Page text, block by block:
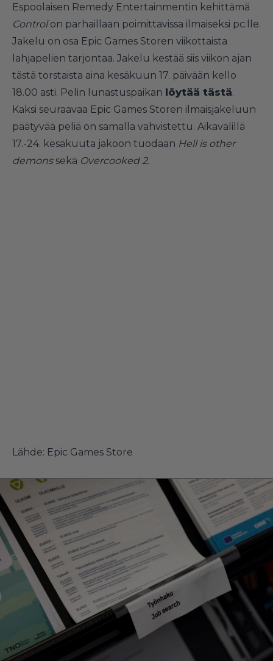
Espoolaisen Remedy Entertainmentin kehittämä
Controlon parhaillaan poimittavissa ilmaiseksi pc:lle.
Jakelu on osa Epic Games Storen viikottaista
lahjapelien tarjontaa. Jakelu kestää siis viikon ajan
tästä torstaista aina kesäkuun 17. päivään kello
18.00 asti. Pelin lunastuspaikan löytää tästä.
Kaksi seuraavaa Epic Games Storen ilmaisjakeluun
päätyvää peliä on samalla vahvistettu. Aikavälillä
17.-24. kesäkuuta jakoon tuodaan Hell is other
demons sekä Overcooked 2.
Lähde: Epic Games Store